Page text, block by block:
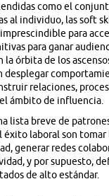
como el
al individuo, las soft
para
para ganar
la órbita de los
desplegar
relaciones,
ámbito de influencia.
lista breve de
éxito laboral son
generar redes
y por supuesto,
de alto estándar.